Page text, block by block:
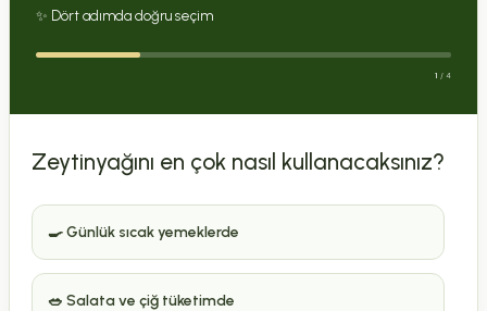
✨ Dört adımda doğru seçim
1 / 4
Zeytinyağını en çok nasıl kullanacaksınız?
🍳 Günlük sıcak yemeklerde
🥗 Salata ve çiğ tüketimde